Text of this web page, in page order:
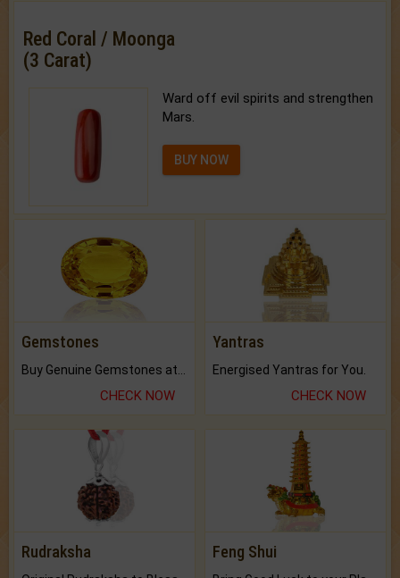
Red Coral / Moonga
(3 Carat)
Ward off evil spirits and strengthen
Mars.
BUY NOW
Gemstones
CHECK NOW
Yantras
Energised Yantras for You.
CHECK NOW
Rudraksha Feng Shui